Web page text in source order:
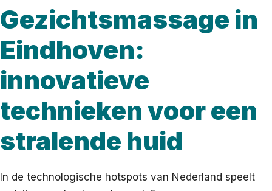
Gezichtsmassage in
Eindhoven:
innovatieve
technieken voor een
stralende huid
In de technologische hotspots van Nederland speelt